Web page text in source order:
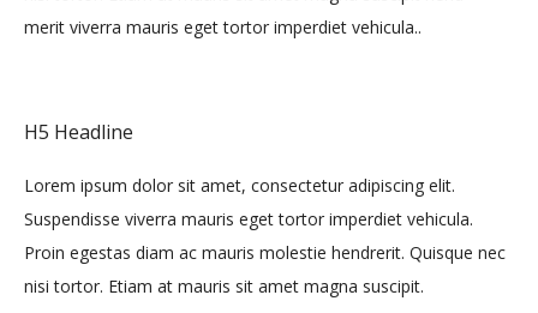
merit viverra mauris eget tortor imperdiet vehicula..
H5 Headline
Lorem ipsum dolor sit amet, consectetur adipiscing elit.
Suspendisse viverra mauris eget tortor imperdiet vehicula.
Proin egestas diam ac mauris molestie hendrerit. Quisque nec
nisi tortor. Etiam at mauris sit amet magna suscipit.